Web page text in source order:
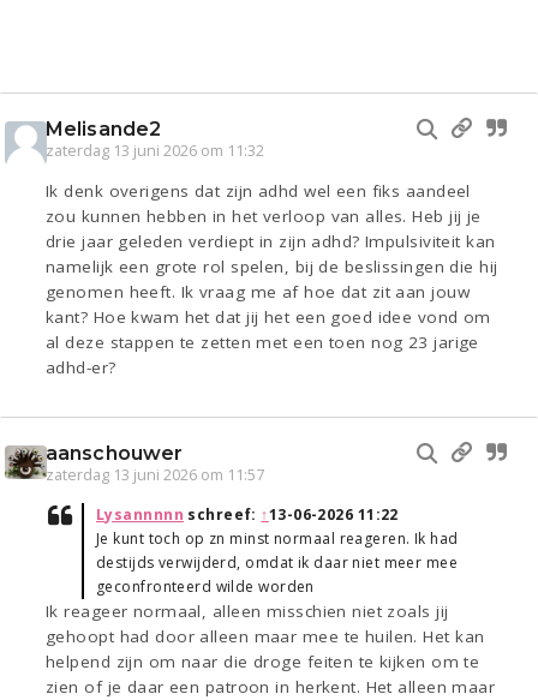
Melisande2
zaterdag 13 juni 2026 om 11:32
Ik denk overigens dat zijn adhd wel een fiks aandeel
zou kunnen hebben in het verloop van alles. Heb jij je
drie jaar geleden verdiept in zijn adhd? Impulsiviteit kan
namelijk een grote rol spelen, bij de beslissingen die hij
genomen heeft. Ik vraag me af hoe dat zit aan jouw
kant? Hoe kwam het dat jij het een goed idee vond om
al deze stappen te zetten met een toen nog 23 jarige
adhd-er?
aanschouwer
zaterdag 13 juni 2026 om 11:57
Lysannnnn schreef: ↑13-06-2026 11:22
Je kunt toch op zn minst normaal reageren. Ik had
destijds verwijderd, omdat ik daar niet meer mee
geconfronteerd wilde worden
Ik reageer normaal, alleen misschien niet zoals jij
gehoopt had door alleen maar mee te huilen. Het kan
helpend zijn om naar die droge feiten te kijken om te
zien of je daar een patroon in herkent. Het alleen maar